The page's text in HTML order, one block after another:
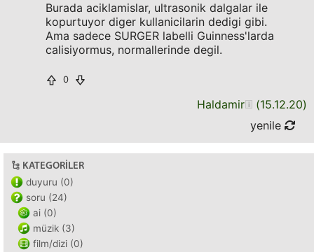
Burada aciklamislar, ultrasonik dalgalar ile
kopurtuyor diger kullanicilarin dedigi gibi.
Ama sadece SURGER labelli Guinness'larda
calisiyormus, normallerinde degil.
0
Haldamir (15.12.20)
yenile
KATEGORILER
duyuru (0)
soru (24)
ai (0)
müzik (3)
film/dizi (0)